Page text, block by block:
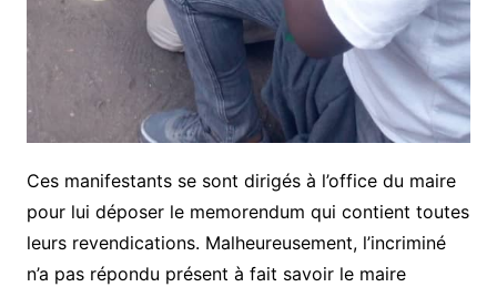
Ces manifestants se sont dirigés à l’office du maire
pour lui déposer le memorendum qui contient toutes
leurs revendications. Malheureusement, l’incriminé
n’a pas répondu présent à fait savoir le maire